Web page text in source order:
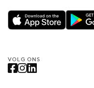
VOLG ONS